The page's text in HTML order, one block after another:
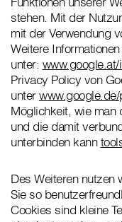
stehen. Mit der
mit der Verwendung
Weitere
unter:
Privacy Policy von
unter
Möglichkeit, wie man
und die damit
unterbinden kann
Des Weiteren nutzen
Sie so
Cookies sind kleine